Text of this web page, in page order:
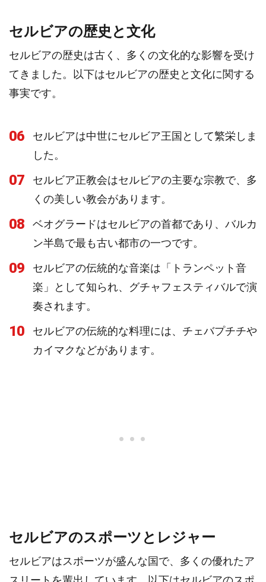
セルビアの歴史と文化
セルビアの歴史は古く、多くの文化的な影響を受け
てきました。以下はセルビアの歴史と文化に関する
事実です。
06
セルビアは中世にセルビア王国として繁栄しま
した。
07
セルビア正教会はセルビアの主要な宗教で、多
くの美しい教会があります。
08
ベオグラードはセルビアの首都であり、バルカ
ン半島で最も古い都市の一つです。
09
セルビアの伝統的な音楽は「トランペット音
楽」として知られ、グチャフェスティバルで演
奏されます。
10
セルビアの伝統的な料理には、チェバプチチや
カイマクなどがあります。
セルビアのスポーツとレジャー
セルビアはスポーツが盛んな国で、多くの優れたア